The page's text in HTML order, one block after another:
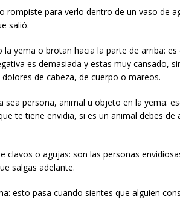
rompiste para verlo dentro de un vaso de
salió.
yema o brotan hacia la parte de arriba: es
es demasiada y estas muy cansado,
de cabeza, de cuerpo o mareos.
sea persona, animal u objeto en la yema:
te tiene envidia, si es un animal debes de
clavos o agujas: son las personas
salgas adelante.
esto pasa cuando sientes que alguien